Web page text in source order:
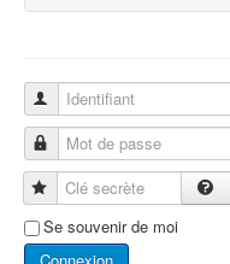
Identifiant
Mot de passe
Clé secrète
Se souvenir de moi